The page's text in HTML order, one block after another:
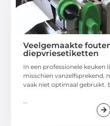
Veelgemaakte
diepvriesetiketten
In een professionele keuken
misschien vanzelfsprekend,
vaak niet optimaal gebruikt.